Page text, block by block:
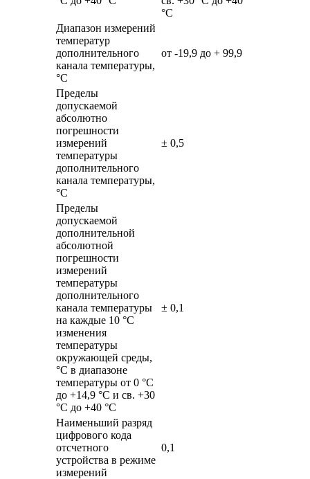
°C
Диапазон измерений
температур
дополнительного
канала температуры,
°С
от -19,9 до + 99,9
Пределы
допускаемой
абсолютно
погрешности
измерений
температуры
дополнительного
канала температуры,
°С
± 0,5
Пределы
допускаемой
дополнительной
абсолютной
погрешности
измерений
температуры
дополнительного
канала температуры
на каждые 10 °C
изменения
температуры
окружающей среды,
°C в диапазоне
температуры от 0 °C
до +14,9 °C и св. +30
°C до +40 °C
± 0,1
Наименьший разряд
цифрового кода
отсчетного
устройства в режиме
измерений
0,1